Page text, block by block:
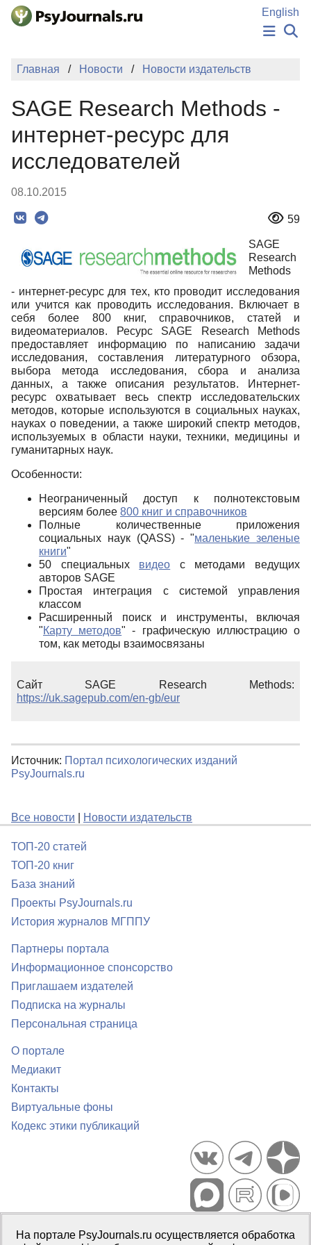
Перейти к основному содержанию
English
НОВОСТИ
ПОДАТЬ РУКОПИСЬ
КЛЮЧЕВЫЕ СЛОВА
Регистрация
Главная Новости Новости издательств
SAGE Research Methods -
интернет-ресурс для
исследователей
08.10.2015
59
SAGE
Research
Methods
- интернет-ресурс для тех, кто проводит исследования
или учится как проводить исследования. Включает в
себя более 800 книг, справочников, статей и
видеоматериалов. Ресурс SAGE Research Methods
предоставляет информацию по написанию задачи
исследования, составления литературного обзора,
выбора метода исследования, сбора и анализа
данных, а также описания результатов. Интернет-
ресурс охватывает весь спектр исследовательских
методов, которые используются в социальных науках,
науках о поведении, а также широкий спектр методов,
используемых в области науки, техники, медицины и
гуманитарных наук.
Особенности:
Неограниченный доступ к полнотекстовым
версиям более 800 книг и справочников
Полные количественные приложения
социальных наук (QASS) - "маленькие зеленые
книги"
50 специальных видео с методами ведущих
авторов SAGE
Простая интеграция с системой управления
классом
Расширенный поиск и инструменты, включая
"Карту методов" - графическую иллюстрацию о
том, как методы взаимосвязаны
Сайт SAGE Research Methods:
https://uk.sagepub.com/en-gb/eur
Источник: Портал психологических изданий
PsyJournals.ru
Все новости Новости издательств
ТОП-20 статей
ТОП-20 книг
База знаний
Проекты PsyJournals.ru
История журналов МГППУ
Партнеры портала
Информационное спонсорство
Приглашаем издателей
Подписка на журналы
Персональная страница
О портале
Медиакит
Контакты
Виртуальные фоны
Кодекс этики публикаций
Портал психологических изданий PsyJournals.ru, 2007–2026
Правила использования материалов
На портале PsyJournals.ru осуществляется обработка